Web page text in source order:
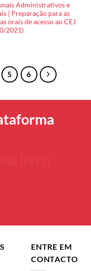
Administrativos e
| Preparação para as
orais de acesso ao CEJ
2021)
5 6
ENTRE EM
CONTACTO